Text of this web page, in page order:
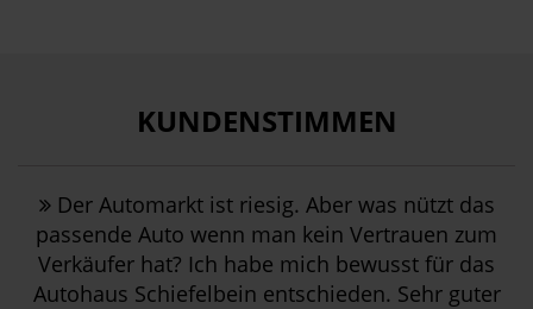
KUNDENSTIMMEN
Der Automarkt ist riesig. Aber was nützt das
passende Auto wenn man kein Vertrauen zum
Verkäufer hat? Ich habe mich bewusst für das
Autohaus Schiefelbein entschieden. Sehr guter